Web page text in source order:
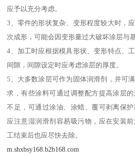
应予以充分考虑。
3、零件的形状复杂、变形程度较大时，
次成形，可能会因变形量过大破坏涂层与
4、加工时应根据模具形状、变形特点、
间隙，间隙设定时应考虑涂层的厚度。
5、大多数涂层可作为固体润滑剂，并可
求，有些涂料可通过调整配方提高涂层
不足，可通过涂油、涂蜡、覆可剥离保
应注意湿润滑剂容易吸污物，应在安装
工结束后也应尽快去除。
m.shxbsy168.b2b168.com